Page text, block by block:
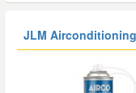
JLM